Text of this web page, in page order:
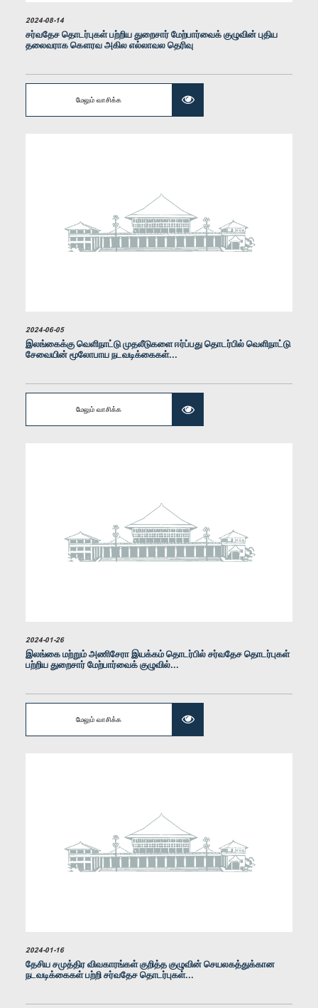
கௌரவ நிரோஷன் பெரேரா, பா.உ.
உறுப்பினர்
கௌரவ சாணக்கியன் ராஜபுத்திரன் இராசமாணிக்கம், பா.உ.
உறுப்பினர்
2024-08-14
சர்வதேச தொடர்புகள் பற்றிய துறைசார் மேற்பார்வைக் குழுவின் புதிய
தலைவராக கௌரவ அகில எல்லாவல தெரிவு
மேலும் வாசிக்க
2024-06-05
இலங்கைக்கு வெளிநாட்டு முதலீடுகளை ஈர்ப்பது தொடர்பில் வெளிநாட்டு
சேவையின் மூலோபாய நடவடிக்கைகள்...
மேலும் வாசிக்க
2024-01-26
இலங்கை மற்றும் அணிசேரா இயக்கம் தொடர்பில் சர்வதேச தொடர்புகள்
பற்றிய துறைசார் மேற்பார்வைக் குழுவில்...
மேலும் வாசிக்க
2024-01-16
தேசிய சமுத்திர விவகாரங்கள் குறித்த குழுவின் செயலகத்துக்கான
நடவடிக்கைகள் பற்றி சர்வதேச தொடர்புகள்...